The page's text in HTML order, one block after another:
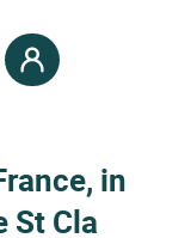
in
St Cla